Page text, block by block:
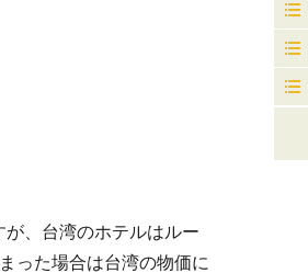
、台湾のホテルはルー
った場合は台湾の物価に